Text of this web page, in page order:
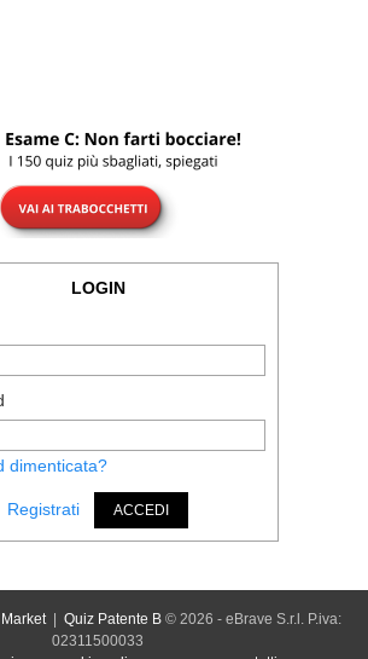
LOGIN
dimenticata?
Registrati ACCEDI
Market| Quiz Patente B© 2026 - eBrave S.r.l. P.iva:
02311500033